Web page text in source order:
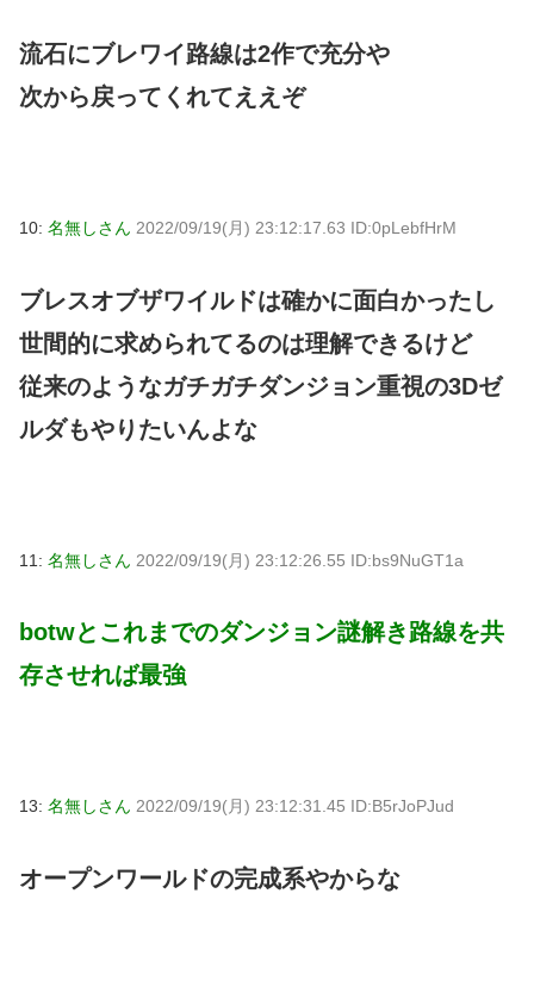
流石にブレワイ路線は2作で充分や
次から戻ってくれてええぞ
10: 名無しさん 2022/09/19(月) 23:12:17.63 ID:0pLebfHrM
ブレスオブザワイルドは確かに面白かったし
世間的に求められてるのは理解できるけど
従来のようなガチガチダンジョン重視の3Dゼ
ルダもやりたいんよな
11: 名無しさん 2022/09/19(月) 23:12:26.55 ID:bs9NuGT1a
botwとこれまでのダンジョン謎解き路線を共
存させれば最強
13: 名無しさん 2022/09/19(月) 23:12:31.45 ID:B5rJoPJud
オープンワールドの完成系やからな